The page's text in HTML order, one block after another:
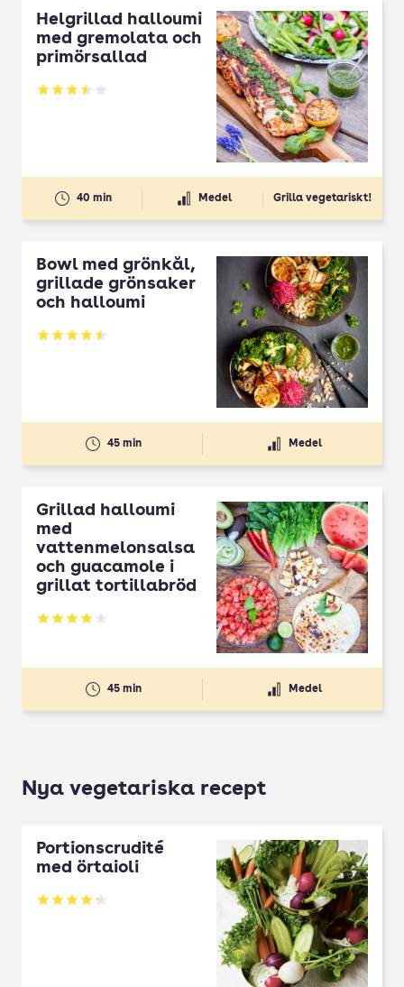
Helgrillad halloumi
med gremolata och
primörsallad
Betyg: 3.52 av 5
40 min Medel Grilla vegetariskt!
Bowl med grönkål,
grillade grönsaker
och halloumi
Betyg: 4.53 av 5
45 min Medel
Grillad halloumi
med
vattenmelonsalsa
och guacamole i
grillat tortillabröd
Betyg: 4 av 5
45 min Medel
Nya vegetariska recept
Portionscrudité
med örtaioli
Betyg: 4.27 av 5